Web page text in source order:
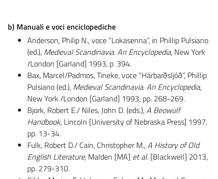
b) Manuali e voci enciclopediche
Anderson, Philip N., voce “Lokasenna”, in Phillip Pulsiano
(ed.), Medieval Scandinavia. An Encyclopedia, New York
/London [Garland] 1993, p. 394.
Bax, Marcel/Padmos, Tineke, voce “Hárbarðsljóð”, Phillip
Pulsiano (ed.), Medieval Scandinavia.An Encyclopedia,
New York /London [Garland] 1993, pp. 268-269.
Bjork, Robert E./ Niles, John D. (eds.),A Beowulf
Handbook, Lincoln [University of Nebraska Press] 1997,
pp. 13-34.
Fulk, Robert D./ Cain, Christopher M.,A History of Old
English Literature, Malden [MA] et al. [Blackwell] 2013,
pp. 279-310.